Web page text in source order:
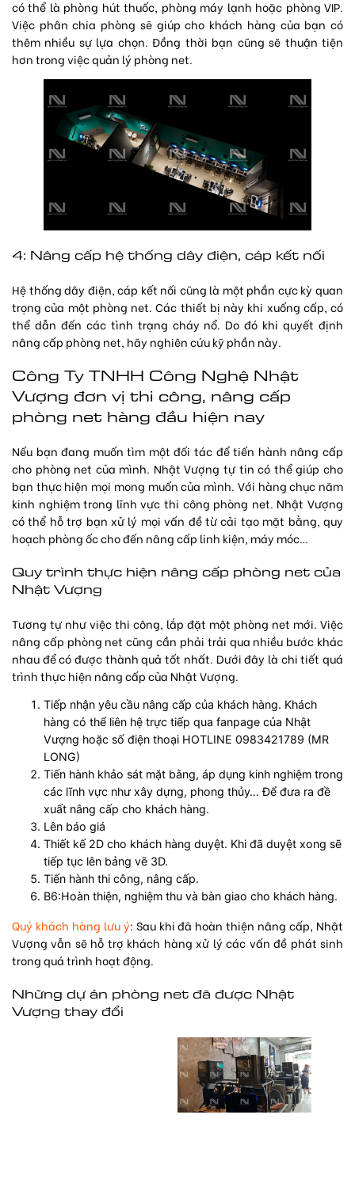
có thể là phòng hút thuốc, phòng máy lạnh hoặc phòng VIP.
Việc phân chia phòng sẽ giúp cho khách hàng của bạn có
thêm nhiều sự lựa chọn. Đồng thời bạn cũng sẽ thuận tiện
hơn trong việc quản lý phòng net.
4: Nâng cấp hệ thống dây điện, cáp kết nối
Hệ thống dây điện, cáp kết nối cũng là một phần cực kỳ quan
trọng của một phòng net. Các thiết bị này khi xuống cấp, có
thể dẫn đến các tình trạng cháy nổ. Do đó khi quyết định
nâng cấp phòng net, hãy nghiên cứu kỹ phần này.
Công Ty TNHH Công Nghệ Nhật
Vượng đơn vị thi công, nâng cấp
phòng net hàng đầu hiện nay
Nếu bạn đang muốn tìm một đối tác để tiến hành nâng cấp
cho phòng net của mình. Nhật Vượng tự tin có thể giúp cho
bạn thực hiện mọi mong muốn của mình. Với hàng chục năm
kinh nghiệm trong lĩnh vực thi công phòng net. Nhật Vượng
có thể hỗ trợ bạn xử lý mọi vấn đề từ cải tạo mặt bằng, quy
hoạch phòng ốc cho đến nâng cấp linh kiện, máy móc…
Quy trình thực hiện nâng cấp phòng net của
Nhật Vượng
Tương tự như việc thi công, lắp đặt một phòng net mới. Việc
nâng cấp phòng net cũng cần phải trải qua nhiều bước khác
nhau để có được thành quả tốt nhất. Dưới đây là chi tiết quá
trình thực hiện nâng cấp của Nhật Vượng.
Tiếp nhận yêu cầu nâng cấp của khách hàng. Khách
hàng có thể liên hệ trực tiếp qua fanpage của Nhật
Vượng hoặc số điện thoại HOTLINE 0983421789 (MR
LONG)
Tiến hành khảo sát mặt bằng, áp dụng kinh nghiệm trong
các lĩnh vực như xây dựng, phong thủy… Để đưa ra đề
xuất nâng cấp cho khách hàng.
Lên báo giá
Thiết kế 2D cho khách hàng duyệt. Khi đã duyệt xong sẽ
tiếp tục lên bảng vẽ 3D.
Tiến hành thi công, nâng cấp.
B6:Hoàn thiện, nghiệm thu và bàn giao cho khách hàng.
Quý khách hàng lưu ý: Sau khi đã hoàn thiện nâng cấp, Nhật
Vượng vẫn sẽ hỗ trợ khách hàng xử lý các vấn đề phát sinh
trong quá trình hoạt động.
Những dự án phòng net đã được Nhật
Vượng thay đổi